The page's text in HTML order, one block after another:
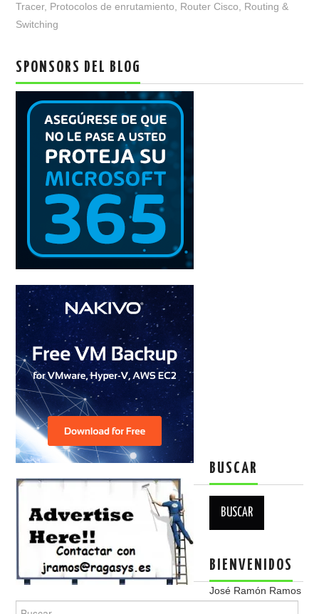
Tracer, Protocolos de enrutamiento Router Cisco
Routing &
Switching
SPONSORS DEL BLOG
BUSCAR
BIENVENIDOS
José Ramón Ramos